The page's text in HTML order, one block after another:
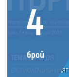
4
брой